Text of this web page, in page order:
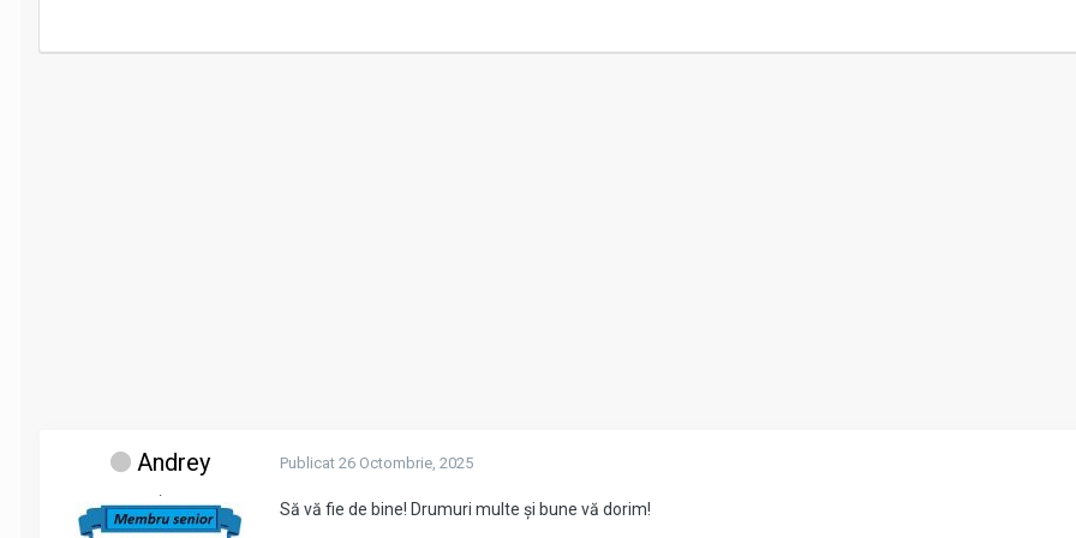
Andrey Publicat 26 Octombrie, 2025
Să vă fie de bine! Drumuri multe și bune vă dorim!